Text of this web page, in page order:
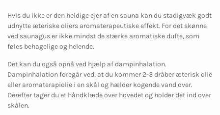
Hvis du ikke er den heldige ejer af en sauna kan du stadigvæk godt
udnytte æteriske oliers aromaterapeutiske effekt. For det skønne
ved saunagus er ikke mindst de stærke aromatiske dufte, som
føles behagelige og helende.
Det kan du også opnå ved hjælp af dampinhalation.
Dampinhalation foregår ved, at du kommer 2-3 dråber æterisk olie
eller aromaterapiolie i en skål og hælder kogende vand over.
Derefter tager du et håndklæde over hovedet og holder det ind over
skålen.